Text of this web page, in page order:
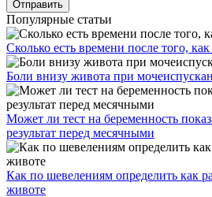
Популярные статьи
Сколько есть времени после того,
Боли внизу живота при
Может ли тест на беременность
результат перед месячными
Как по шевелениям определить как
животе